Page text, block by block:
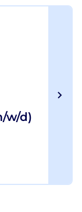
w/d)